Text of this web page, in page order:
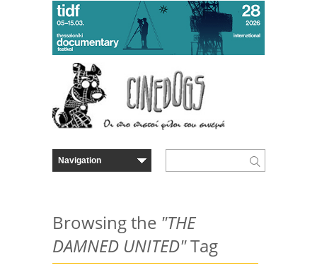
Browsing the "THE
DAMNED UNITED"Tag